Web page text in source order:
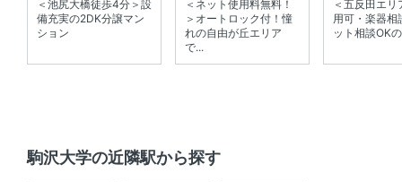
＜池尻大橋徒歩4分＞設
備充実の2DK分譲マン
ション
＜ネット使用料無料！
＞オートロック付！憧
れの自由が丘エリア
で...
＜五反田エリ
用可・楽器相
ット相談OK
駒沢大学の近隣駅から探す